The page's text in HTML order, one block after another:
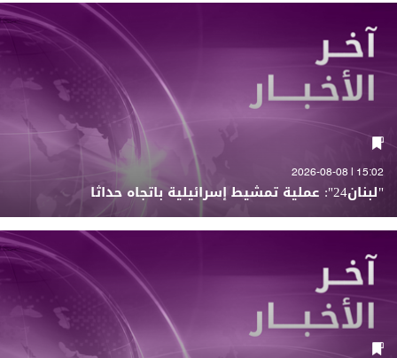
15:02 | 2026-08-08
"لبنان24": عملية تمشيط إسرائيلية باتجاه حداثا